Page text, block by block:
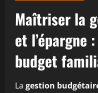
Maîtriser la
et l’épargne
budget
La gestion